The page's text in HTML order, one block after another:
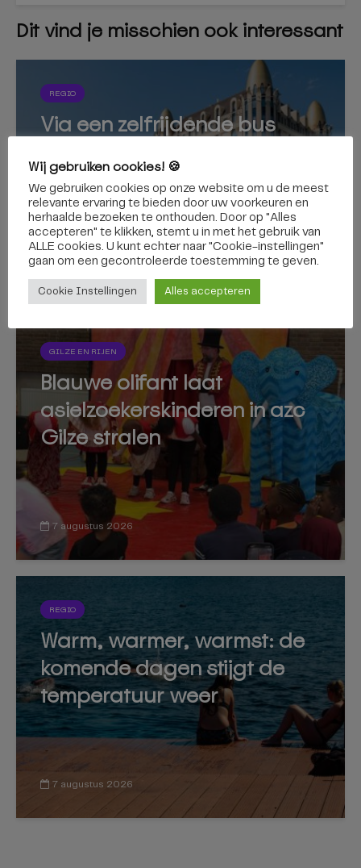
Dit vind je misschien ook interessant
REGIO
Via een zelfrijdende bus
kan het
7 augustus 2026
GILZE EN RIJEN
Blauwe olifant laat
asielzoekerskinderen in azc
Gilze stralen
7 augustus 2026
REGIO
Warm, warmer, warmst: de
komende dagen stijgt de
temperatuur weer
7 augustus 2026
Wij gebruiken cookies! 🍪
We gebruiken cookies op onze website om u de meest
relevante ervaring te bieden door uw voorkeuren en
herhaalde bezoeken te onthouden. Door op "Alles
accepteren" te klikken, stemt u in met het gebruik van
ALLE cookies. U kunt echter naar "Cookie-instellingen"
gaan om een ​​gecontroleerde toestemming te geven.
Cookie Instellingen Alles accepteren